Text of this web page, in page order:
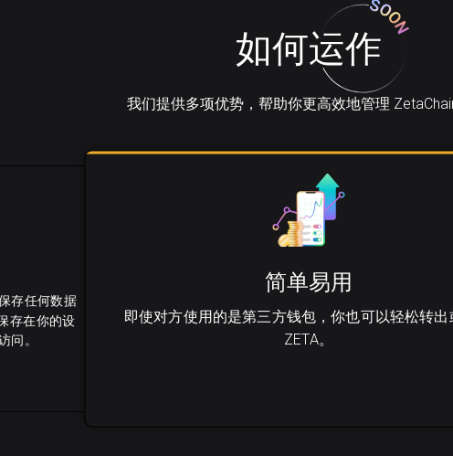
如何运作
我们提供多项优势，帮助你更高效地管理
简单易用
即使对方使用的是第三方钱包，你也可以轻松转出
ZETA。
存任何数据
存在你的设
问。